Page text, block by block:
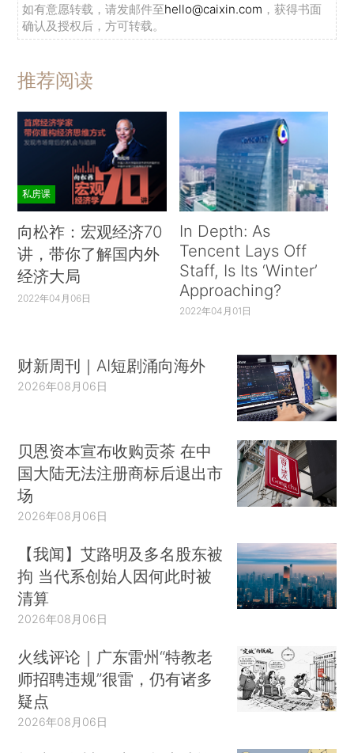
如有意愿转载，请发邮件至hello@caixin.com ，获得书面
确认及授权后，方可转载。
推荐阅读
私房课
向松祚：宏观经济70
讲，带你了解国内外
经济大局
2022年04月06日
In Depth: As
Tencent Lays Off
Staff, Is Its ‘Winter’
Approaching?
2022年04月01日
财新周刊｜AI短剧涌向海外
2026年08月06日
贝恩资本宣布收购贡茶 在中
国大陆无法注册商标后退出市
场
2026年08月06日
【我闻】艾路明及多名股东被
拘 当代系创始人因何此时被
清算
2026年08月06日
火线评论｜广东雷州“特教老
师招聘违规”很雷，仍有诸多
疑点
2026年08月06日